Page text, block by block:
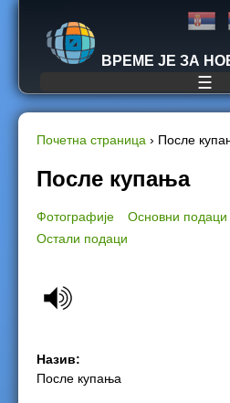
Jump to
ВРЕМЕ ЈЕ ЗА
☰
Y
o
u
e
Почетна страница › После
После купања
Фотографије Основни подаци
Остали подаци
Назив:
После купања